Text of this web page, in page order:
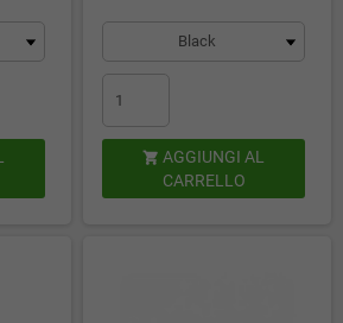
 AGGIUNGI AL
CARRELLO